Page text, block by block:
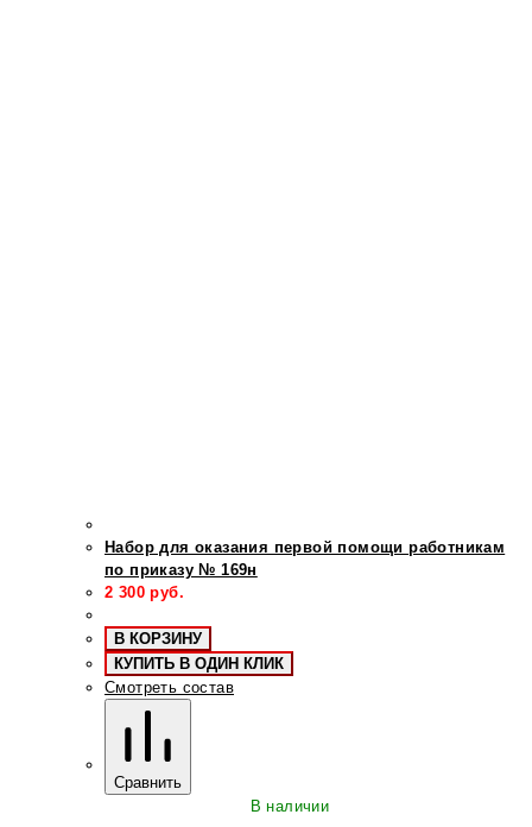
Набор для оказания первой помощи работникам
по приказу № 169н
2 300 руб.
В КОРЗИНУ
КУПИТЬ В ОДИН КЛИК
Смотреть состав
Сравнить
В наличии